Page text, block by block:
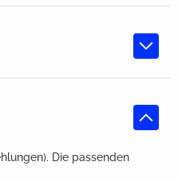
Die passenden